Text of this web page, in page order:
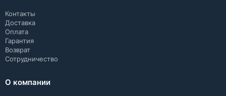
Контакты
Доставка
Оплата
Гарантия
Возврат
Сотрудничество
О компании